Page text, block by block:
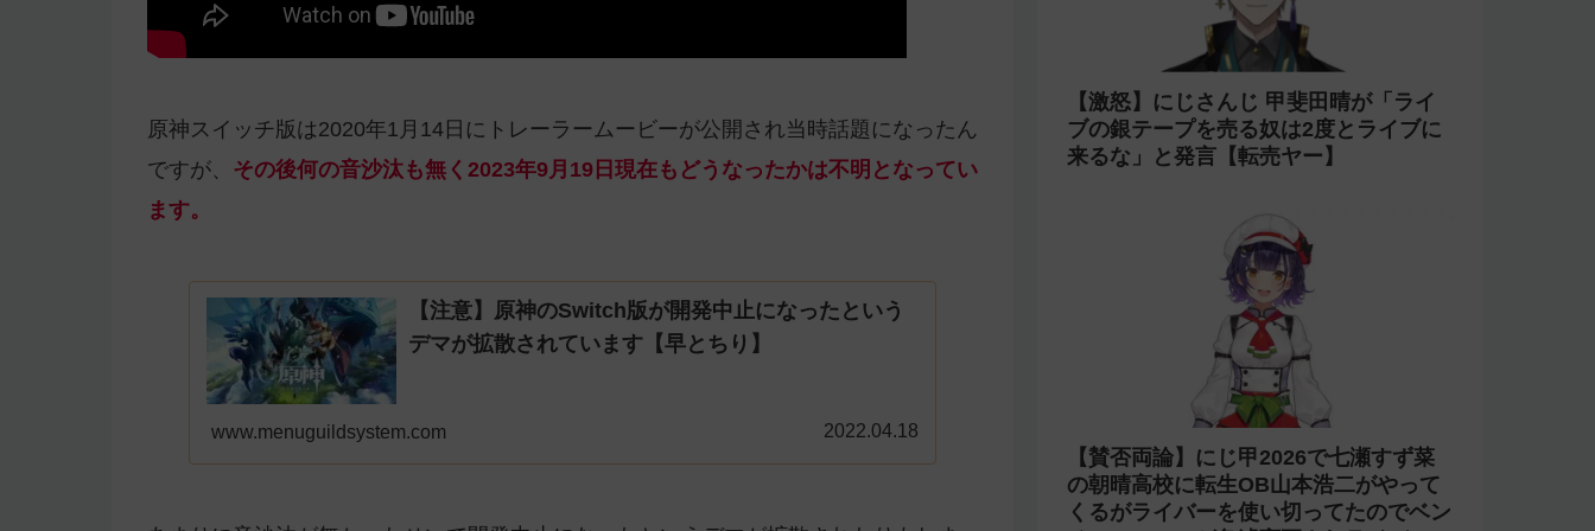
原神スイッチ版は2020年1月14日にトレーラームービーが公開され当時話題になったん
ですが、 その後何の音沙汰も無く2023年9月19日現在もどうなったかは不明となってい
ます。
【注意】原神のSwitch版が開発中止になったという
デマが拡散されています【早とちり】
www.menuguildsystem.com 2022.04.18
【激怒】にじさんじ 甲斐田晴が「ライ
ブの銀テープを売る奴は2度とライブに
来るな」と発言【転売ヤー】
【賛否両論】にじ甲2026で七瀬すず菜
の朝晴高校に転生OB山本浩二がやって
くるがライバーを使い切ってたのでベン